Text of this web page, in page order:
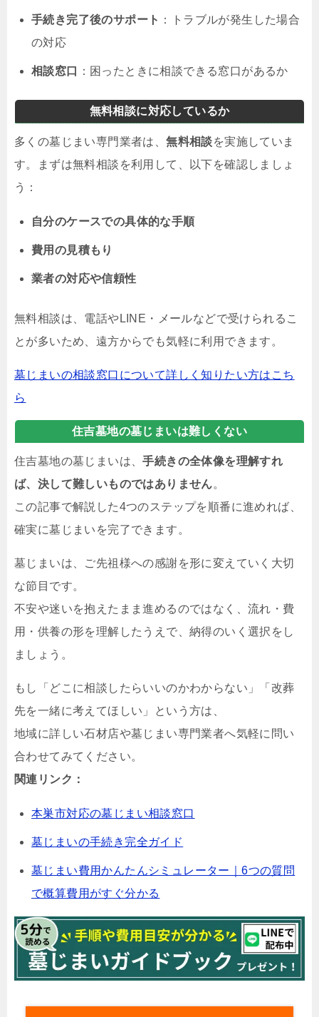
手続き完了後のサポート ：トラブルが発生した場合
の対応
相談窓口 ：困ったときに相談できる窓口があるか
無料相談に対応しているか
多くの墓じまい専門業者は、無料相談を実施していま
す。まずは無料相談を利用して、以下を確認しましょ
う：
自分のケースでの具体的な手順
費用の見積もり
業者の対応や信頼性
無料相談は、電話やLINE・メールなどで受けられるこ
とが多いため、遠方からでも気軽に利用できます。
墓じまいの相談窓口について詳しく知りたい方はこち
ら
住吉墓地の墓じまいは難しくない
住吉墓地の墓じまいは、手続きの全体像を理解すれ
ば、決して難しいものではありません。
この記事で解説した4つのステップを順番に進めれば、
確実に墓じまいを完了できます。
墓じまいは、ご先祖様への感謝を形に変えていく大切
な節目です。
不安や迷いを抱えたまま進めるのではなく、流れ・費
用・供養の形を理解したうえで、納得のいく選択をし
ましょう。
もし「どこに相談したらいいのかわからない」「改葬
先を一緒に考えてほしい」という方は、
地域に詳しい石材店や墓じまい専門業者へ気軽に問い
合わせてみてください。
関連リンク：
本巣市対応の墓じまい相談窓口
墓じまいの手続き完全ガイド
墓じまい費用かんたんシミュレーター｜6つの質問
で概算費用がすぐ分かる